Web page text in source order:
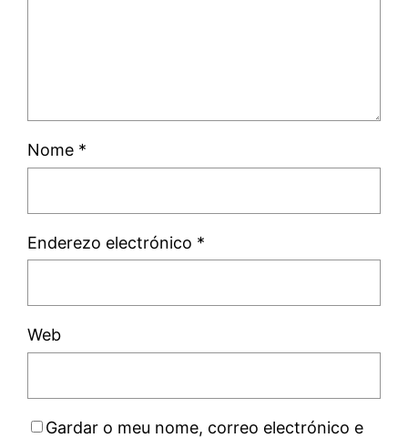
Nome *
Enderezo electrónico *
Web
Gardar o meu nome, correo electrónico e